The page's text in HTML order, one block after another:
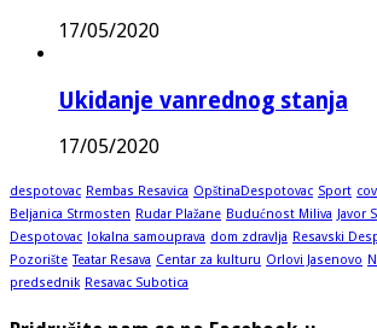
17/05/2020
Ukidanje vanrednog stanja
17/05/2020
despotovac Rembas Resavica OpštinaDespotovac Sport
Beljanica Strmosten Rudar Plažane Budućnost Miliva Javor
Despotovac
lokalna samouprava dom zdravlja Resavski
Pozorište Teatar Resava Centar za kulturu Orlovi Jasenovo
predsednik Resavac Subotica